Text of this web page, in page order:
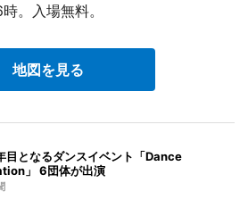
。入場無料。
地図を見る
目となるダンスイベント「Dance
」 6団体が出演